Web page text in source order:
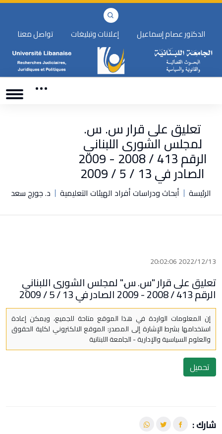
الدكتور عصام إسماعيل إعلانات وتبليغات تواصل معنا
تعليق على قرار س. س.
لمجلس الشورى اللبناني
الرقم 413 / 2008 - 2009
الصادر في 13 / 5 / 2009
الرئيسة أبحاث ودراسات أفراد الهيئات التعليمية د. جورج سعد
2022/12/13 20:02:06
تعليق على قرار "س. س." لمجلس الشورى اللبناني
الرقم 413 / 2008 - 2009 الصادر في 13 / 5 / 2009
إن المعلومات الواردة في هذا الموقع متاحة للجميع، ويمكن إعادة
استخدامها بشرط الإشارة إلى المصدر: الموقع الالكتروني لكلية الحقوق
والعلوم السياسية والإدارية - الجامعة اللبنانية
تحميل
شارك :